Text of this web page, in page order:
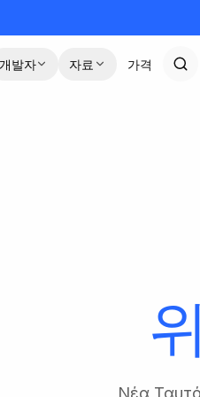
개발자 자료 가격
Νέα